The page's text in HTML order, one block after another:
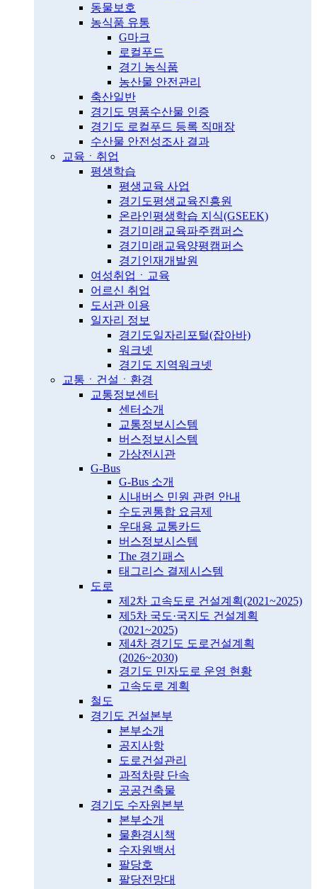
동물보호
농식품 유통
G마크
로컬푸드
경기 농식품
농산물 안전관리
축산일반
경기도 명품수산물 인증
경기도 로컬푸드 등록 직매장
수산물 안전성조사 결과
교육ㆍ취업
평생학습
평생교육 사업
경기도평생교육진흥원
온라인평생학습 지식(GSEEK)
경기미래교육파주캠퍼스
경기미래교육양평캠퍼스
경기인재개발원
여성취업ㆍ교육
어르신 취업
도서관 이용
일자리 정보
경기도일자리포털(잡아바)
워크넷
경기도 지역워크넷
교통ㆍ건설ㆍ환경
교통정보센터
센터소개
교통정보시스템
버스정보시스템
가상전시관
G-Bus
G-Bus 소개
시내버스 민원 관련 안내
수도권통합 요금제
우대용 교통카드
버스정보시스템
The 경기패스
태그리스 결제시스템
도로
제2차 고속도로 건설계획(2021~2025)
제5차 국도·국지도 건설계획
(2021~2025)
제4차 경기도 도로건설계획
(2026~2030)
경기도 민자도로 운영 현황
고속도로 계획
철도
경기도 건설본부
본부소개
공지사항
도로건설관리
과적차량 단속
공공건축물
경기도 수자원본부
본부소개
물환경시책
수자원백서
팔당호
팔당전망대